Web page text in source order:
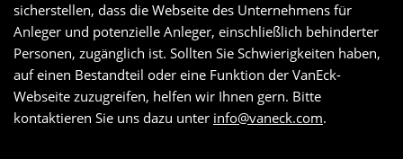
sicherstellen, dass die Webseite des Unternehmens für
Anleger und potenzielle Anleger, einschließlich behinderter
Personen, zugänglich ist. Sollten Sie Schwierigkeiten haben,
auf einen Bestandteil oder eine Funktion der VanEck-
Webseite zuzugreifen, helfen wir Ihnen gern. Bitte
kontaktieren Sie uns dazu unter info@vaneck.com.